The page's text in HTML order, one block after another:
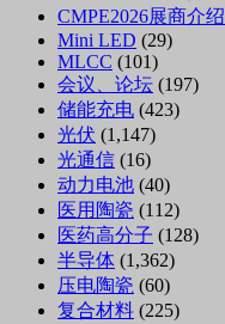
CMPE2026展商介绍
Mini LED (29)
MLCC (101)
会议、论坛 (197)
储能充电 (423)
光伏 (1,147)
光通信 (16)
动力电池 (40)
医用陶瓷 (112)
医药高分子 (128)
半导体 (1,362)
压电陶瓷 (60)
复合材料 (225)